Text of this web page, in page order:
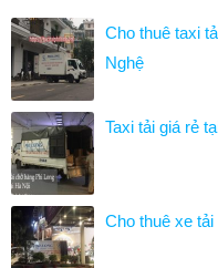
Cho thuê taxi
Nghệ
Taxi tải giá rẻ
Cho thuê xe